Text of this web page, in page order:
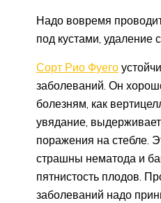
Надо вовремя
под кустами, удаление
Сорт Рио Фуего
заболеваний. Он
болезням, как
увядание,
поражения на стебле.
страшны нематода и
пятнистость плодов.
заболеваний надо